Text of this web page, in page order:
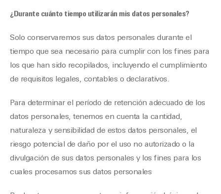
¿Durante cuánto tiempo utilizarán mis datos personales?
Solo conservaremos sus datos personales durante el
tiempo que sea necesario para cumplir con los fines para
los que han sido recopilados, incluyendo el cumplimiento
de requisitos legales, contables o declarativos.
Para determinar el período de retención adecuado de los
datos personales, tenemos en cuenta la cantidad,
naturaleza y sensibilidad de estos datos personales, el
riesgo potencial de daño por el uso no autorizado o la
divulgación de sus datos personales y los fines para los
cuales procesamos sus datos personales